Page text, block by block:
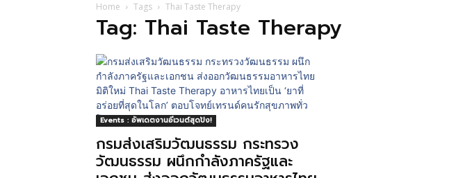
Home Tags Thai Taste Therapy
Tag: Thai Taste Therapy
Events : อัพเดตงานอีเวนต์สุดปัง!
กรมส่งเสริมวัฒนธรรม กระทรวง
วัฒนธรรม ผนึกกำลังภาครัฐและ